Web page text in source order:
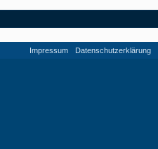
Impressum Datenschutzerklärung